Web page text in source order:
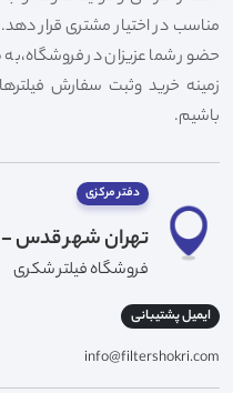
مناسب در اختیار مشتری قرار
حضور شما عزیزان در
زمینه خرید وثبت سفارش
باشیم.
دفتر مرکزی
تهران شهر قدس -
فروشگاه فیلتر شکری
ایمیل پشتیبانی
info@filtershokri.com